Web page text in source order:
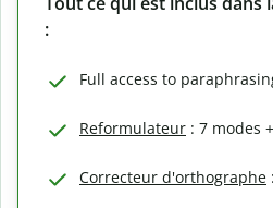
:
Full access to
Reformulateur : 7 modes
Correcteur d'orthographe